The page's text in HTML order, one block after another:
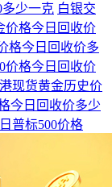
多少一克 白银交
价格今日回收价
格今日回收价多
价格今日回收价
现货黄金历史价
今日回收价多少
普标500价格